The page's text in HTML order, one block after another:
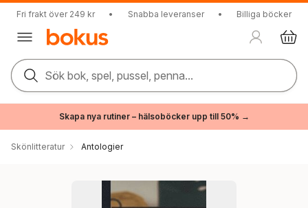
Fri frakt över 249 kr • Snabba leveranser • Billiga böcker
Sök bok, spel, pussel, penna...
Skapa nya rutiner – hälsoböcker upp till 50% →
Skönlitteratur Antologier